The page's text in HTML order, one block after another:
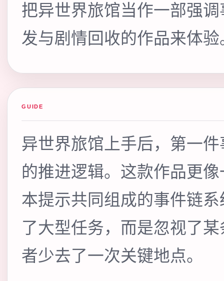
把异世界旅馆当作一部强
发与剧情回收的作品来体验
GUIDE
异世界旅馆上手后，第一
的推进逻辑。这款作品更
本提示共同组成的事件链
了大型任务，而是忽视了
者少去了一次关键地点。